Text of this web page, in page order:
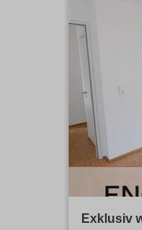
Exklusiv